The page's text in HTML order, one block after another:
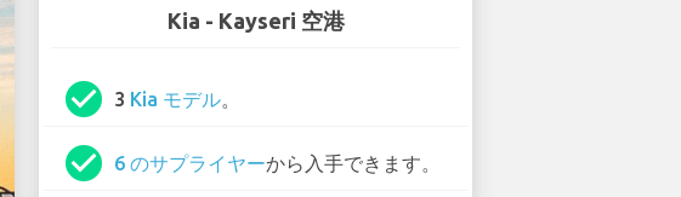
Kia - Kayseri 空港
check_circle 3 Kia モデル。
check_circle 6 のサプライヤーから入手できます。